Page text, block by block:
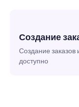
Создание
Создание
доступно